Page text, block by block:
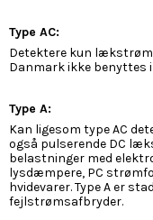
Type AC:
Detektere kun
Danmark ikke benyttes
Type A:
Kan ligesom type AC
også pulserende DC
belastninger med
lysdæmpere, PC
hvidevarer. Type A er
fejlstrømsafbryder.